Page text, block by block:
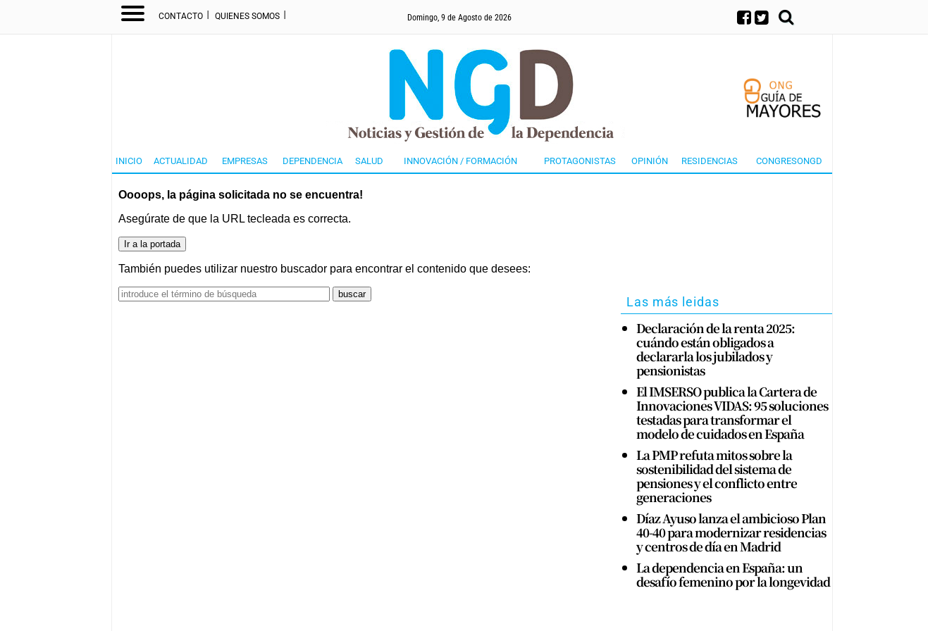
CONTACTO I QUIENES SOMOS I Domingo, 9 de Agosto de 2026
INICIO ACTUALIDAD EMPRESAS DEPENDENCIA SALUD INNOVACIÓN / FORMACIÓN PROTAGONISTAS OPINIÓN RESIDENCIAS CONGRESONGD
Oooops, la página solicitada no se encuentra!
Asegúrate de que la URL tecleada es correcta.
También puedes utilizar nuestro buscador para encontrar el contenido que desees:
Las más leidas
Declaración de la renta 2025:
cuándo están obligados a
declararla los jubilados y
pensionistas
El IMSERSO publica la Cartera de
Innovaciones VIDAS: 95 soluciones
testadas para transformar el
modelo de cuidados en España
La PMP refuta mitos sobre la
sostenibilidad del sistema de
pensiones y el conflicto entre
generaciones
Díaz Ayuso lanza el ambicioso Plan
40-40 para modernizar residencias
y centros de día en Madrid
La dependencia en España: un
desafío femenino por la longevidad